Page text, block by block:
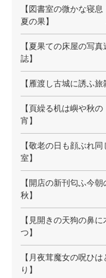
【図書室の微かな寝息
夏の果】
【夏果ての床屋の写真
誌】
【雁渡し古城に誘ふ旅
【頁繰る机は嶼や秋の
宵】
【敬老の日も顔ぶれ
室】
【開店の新刊匂ふ今朝
秋】
【見開きの天狗の鼻
つ】
【月夜茸魔女の呪ひ
り】